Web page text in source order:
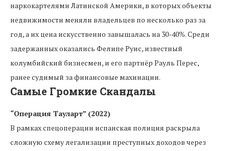
наркокартелями Латинской Америки, в которых объекты
недвижимости меняли владельцев по несколько раз за
год, а их цена искусственно завышалась на 30-40%. Среди
задержанных оказались Фелипе Руис, известный
колумбийский бизнесмен, и его партнёр Рауль Перес,
ранее судимый за финансовые махинации.
Самые Громкие Скандалы
“Операция Тауларт” (2022)
В рамках спецоперации испанская полиция раскрыла
сложную схему легализации преступных доходов через